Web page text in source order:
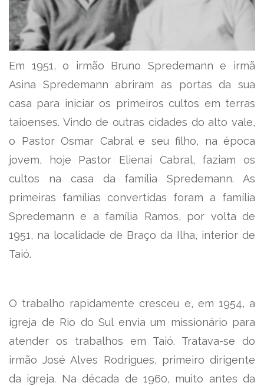
Em 1951, o irmão Bruno Spredemann e irmã
Asina Spredemann abriram as portas da sua
casa para iniciar os primeiros cultos em terras
taioenses. Vindo de outras cidades do alto vale,
o Pastor Osmar Cabral e seu filho, na época
jovem, hoje Pastor Elienai Cabral, faziam os
cultos na casa da família Spredemann. As
primeiras famílias convertidas foram a família
Spredemann e a família Ramos, por volta de
1951, na localidade de Braço da Ilha, interior de
Taió.
O trabalho rapidamente cresceu e, em 1954, a
igreja de Rio do Sul envia um missionário para
atender os trabalhos em Taió. Tratava-se do
irmão José Alves Rodrigues, primeiro dirigente
da igreja. Na década de 1960, muito antes da